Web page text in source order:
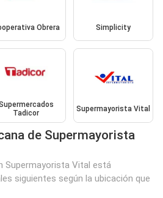
Obrera Simplicity
Tadicor
Supermayorista Vital
de Supermayorista
Supermayorista Vital está
siguientes según la ubicación que